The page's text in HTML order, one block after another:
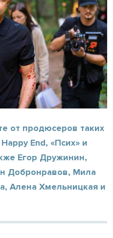
от продюсеров таких
End, «Псих» и
Егор Дружинин,
Добронравов, Мила
Алена Хмельницкая и